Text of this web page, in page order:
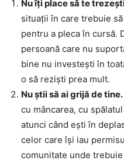
Nu îți place să te
situații în care trebuie
pentru a pleca în cursă.
persoană care nu
bine nu investești în
o să reziști prea mult.
Nu știi să ai grijă de tine.
cu mâncarea, cu
atunci când ești în
celor care își iau
comunitate unde